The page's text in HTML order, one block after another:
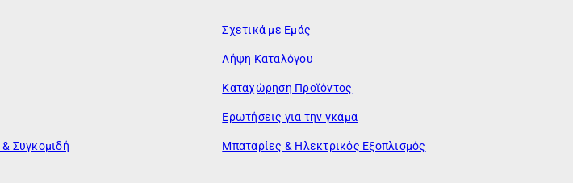
Συγκομιδή
Σχετικά με Εμάς
Λήψη Καταλόγου
Καταχώρηση Προϊόντος
Ερωτήσεις για την γκάμα
Μπαταρίες & Ηλεκτρικός Εξοπλισμός